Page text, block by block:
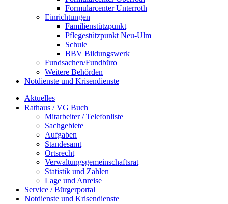
Formularcenter Unterroth
Einrichtungen
Familienstützpunkt
Pflegestützpunkt Neu-Ulm
Schule
BBV Bildungswerk
Fundsachen/Fundbüro
Weitere Behörden
Notdienste und Krisendienste
Aktuelles
Rathaus / VG Buch
Mitarbeiter / Telefonliste
Sachgebiete
Aufgaben
Standesamt
Ortsrecht
Verwaltungsgemeinschaftsrat
Statistik und Zahlen
Lage und Anreise
Service / Bürgerportal
Notdienste und Krisendienste